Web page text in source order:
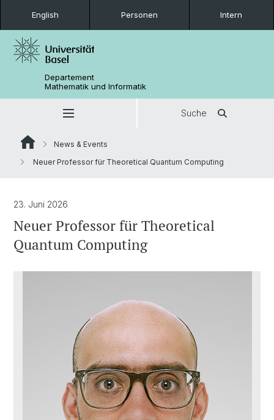
English Personen Intern
Departement
Mathematik und Informatik
Suche
News & Events
Neuer Professor für Theoretical Quantum Computing
23. Juni 2026
Neuer Professor für Theoretical
Quantum Computing